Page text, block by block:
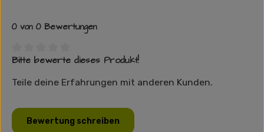
0 von 0 Bewertungen
Durchschnittliche Bewertung von 0 von 5 Sternen
Bitte bewerte dieses Produkt!
Teile deine Erfahrungen mit anderen Kunden.
Bewertung schreiben